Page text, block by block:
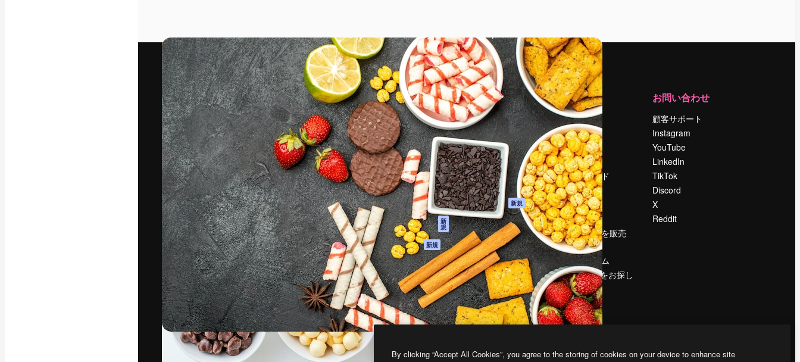
動画
映像素材
モーショングラフィックス
動画テンプレート
アイコン
3D モデル
フォント
最高のクリエイティブ制作を導くためのプラ
ットフォーム。クリエイター、企業、代理
店、スタジオを含む100万人以上が利用して
います。
日本語
製品
Spaces
AI アシスタント
AI 画像生成ツール
AI 動画生成ツール
AI 音声合成ツール
ストックコンテン
ツ
Claude/ChatGPT
向けMCP
新
規
エージェント 新規
API
モバイルアプリ
すべてのMagnificツ
ール
はじめに
Academy
ドキュメント
サポート
利用規約
プライバシーポリ
シー
オリジナル 新規
クッキーポリシー
トラストセンター
アフィリエイト
法人向け
運営
料金
会社概要
Reviews
採用情報
検索トレンド
ブログ
イベント
Slidesgo
コンテンツを販売
する
プレスルーム
magnific.aiをお探し
ですか？
お問い合わせ
顧客サポート
Instagram
YouTube
LinkedIn
TikTok
Discord
X
Reddit
Copyright © 2010- 2026 Freepik Company S.L.U. 無断複写・転載を禁じます
By clicking “Accept All Cookies”, you agree to the storing of cookies on your device to enhance site